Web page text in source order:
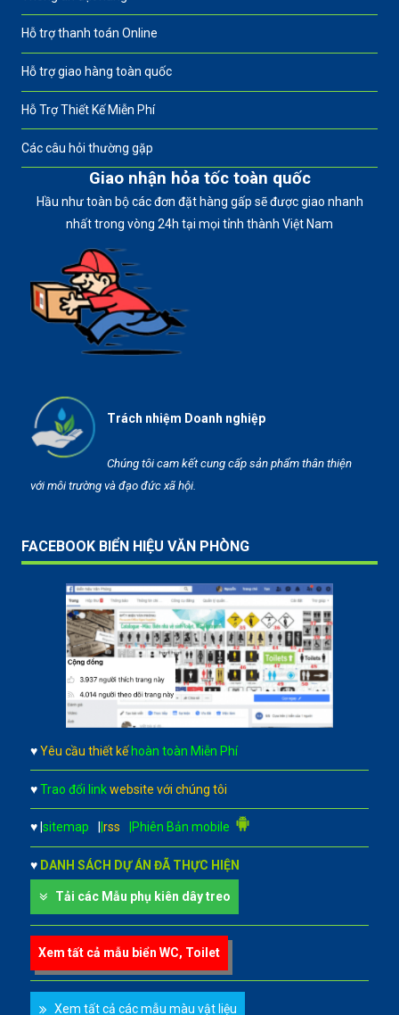
Hỗ trợ thanh toán Online
Hỗ trợ giao hàng toàn quốc
Hỗ Trợ Thiết Kế Miễn Phí
Các câu hỏi thường gặp
Giao nhận hỏa tốc toàn quốc
Hầu như toàn bộ các đơn đặt hàng gấp sẽ được giao nhanh
nhất trong vòng 24h tại mọi tỉnh thành Việt Nam
Trách nhiệm Doanh nghiệp
Chúng tôi cam kết cung cấp sản phẩm thân thiện
với môi trường và đạo đức xã hội.
FACEBOOK BIỂN HIỆU VĂN PHÒNG
♥ Yêu cầu thiết kế hoàn toàn Miễn Phí
♥ Trao đổi link website với chúng tôi
♥ |sitemap |rss |Phiên Bản mobile
♥ DANH SÁCH DỰ ÁN ĐÃ THỰC HIỆN
Tải các Mẫu phụ kiên dây treo
Xem tất cả mẫu biển WC, Toilet
Xem tất cả các mẫu màu vật liệu